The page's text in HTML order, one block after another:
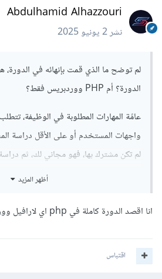
Abdulhamid Alhazzouri
نشر2 يونيو 2025
لم توضح ما الذي قمت بإنهائه في الدورة،
الدورة؟ أم PHP ووردبريس فقط؟
عامًة المهارات المطلوبة في الوظيفة،
واجهات المستخدم أو على الأقل دراسة
لم تكن مشترك بها، فهو مجاني لك، ثم
جافاسكريبت للتعمق باللغة أكثر.أظهر المزيد
انا اقصد الدورة كاملة في php اي لارافيل ووردبريس وأساسيات php
اقتباس